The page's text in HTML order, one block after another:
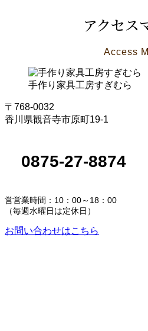
アクセス
Access
手作り家具工房すぎむら
〒768-0032
香川県観音寺市原町19-1
0875-27-8874
営営業時間：10：00～18：00
（毎週水曜日は定休日）
お問い合わせはこちら